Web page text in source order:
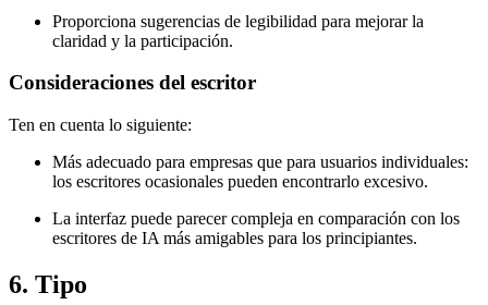
Proporciona sugerencias de legibilidad para mejorar la
claridad y la participación.
Consideraciones del escritor
Ten en cuenta lo siguiente:
Más adecuado para empresas que para usuarios individuales:
los escritores ocasionales pueden encontrarlo excesivo.
La interfaz puede parecer compleja en comparación con los
escritores de IA más amigables para los principiantes.
6. Tipo